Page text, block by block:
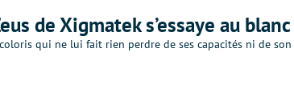
de Xigmatek s’essaye au blanc
qui ne lui fait rien perdre de ses capacités ni de son